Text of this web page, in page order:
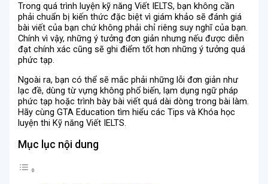
Trong quá trình luyện kỹ năng Viết IELTS, bạn không cần
phải chuẩn bị kiến thức đặc biệt vì giám khảo sẽ đánh giá
bài viết của bạn chứ không phải chỉ riêng suy nghĩ của bạn.
Chính vì vậy, những ý tưởng đơn giản nhưng nếu được diễn
đạt chính xác cũng sẽ ghi điểm tốt hơn những ý tưởng quá
phức tạp.
Ngoài ra, bạn có thể sẽ mắc phải những lỗi đơn giản như
lạc đề, dùng từ vựng không phổ biến, lạm dụng ngữ pháp
phức tạp hoặc trình bày bài viết quá dài dòng trong bài làm.
Hãy cùng GTA Education tìm hiểu các Tips và Khóa học
luyện thi Kỹ năng Viết IELTS.
Mục lục nội dung